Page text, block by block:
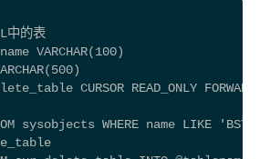
中的表
VARCHAR(100)
CURSOR READ_ONLY
sysobjects WHERE name LIKE